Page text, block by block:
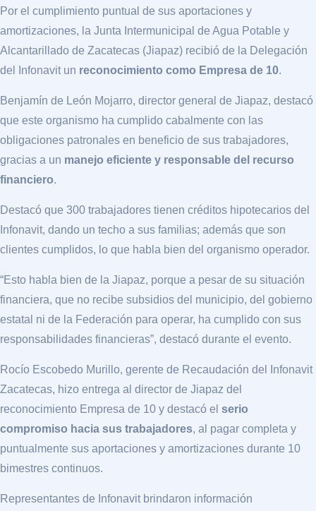
Por el cumplimiento puntual de sus aportaciones y
amortizaciones, la Junta Intermunicipal de Agua Potable y
Alcantarillado de Zacatecas (Jiapaz) recibió de la Delegación
del Infonavit un reconocimiento como Empresa de 10.
Benjamín de León Mojarro, director general de Jiapaz, destacó
que este organismo ha cumplido cabalmente con las
obligaciones patronales en beneficio de sus trabajadores,
gracias a un manejo eficiente y responsable del recurso
financiero.
Destacó que 300 trabajadores tienen créditos hipotecarios del
Infonavit, dando un techo a sus familias; además que son
clientes cumplidos, lo que habla bien del organismo operador.
“Esto habla bien de la Jiapaz, porque a pesar de su situación
financiera, que no recibe subsidios del municipio, del gobierno
estatal ni de la Federación para operar, ha cumplido con sus
responsabilidades financieras”, destacó durante el evento.
Rocío Escobedo Murillo, gerente de Recaudación del Infonavit
Zacatecas, hizo entrega al director de Jiapaz del
reconocimiento Empresa de 10 y destacó el serio
compromiso hacia sus trabajadores, al pagar completa y
puntualmente sus aportaciones y amortizaciones durante 10
bimestres continuos.
Representantes de Infonavit brindaron información